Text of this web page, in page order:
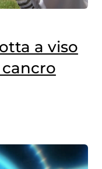
a viso